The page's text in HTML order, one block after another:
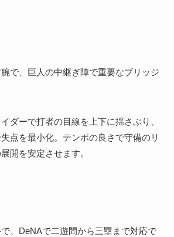
で、巨人の中継ぎ陣で重要なブリッジ
ダーで打者の目線を上下に揺さぶり、
点を最小化。テンポの良さで守備のリ
開を安定させます。
、DeNAで二遊間から三塁まで対応で